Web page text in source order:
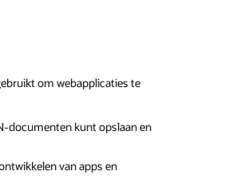
om webapplicaties te
documenten kunt opslaan en
van apps en